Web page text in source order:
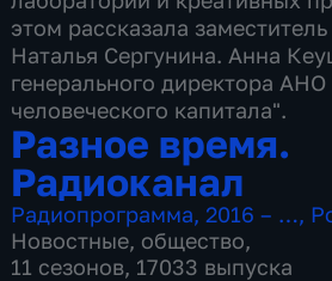
этом рассказала
Наталья Сергунина. Анна
генерального директора АНО
человеческого капитала".
Разное время.
Радиоканал
Радиопрограмма,2016 – …,
Новостные, общество,
11 сезонов, 17033 выпуска